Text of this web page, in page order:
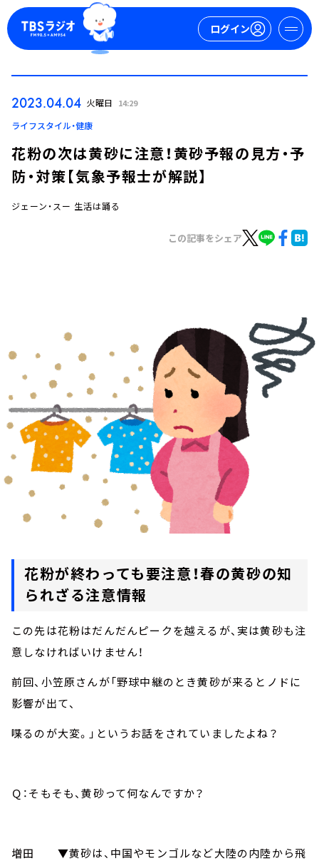
ログイン
ログイン
イベント・グッズ
YouTube
会社情報
2023.04.04 火曜日 14:29
ライフスタイル・健康
花粉の次は黄砂に注意！黄砂予報の見方・予
防・対策【気象予報士が解説】
ジェーン・スー 生活は踊る
この記事をシェア
花粉が終わっても要注意！春の黄砂の知
られざる注意情報
この先は花粉はだんだんピークを越えるが、実は黄砂も注
意しなければいけません！
前回、小笠原さんが「野球中継のとき黄砂が来るとノドに
影響が出て、
喋るのが大変。」というお話をされていましたよね？
Ｑ：そもそも、黄砂って何なんですか？
増田 ▼黄砂は、中国やモンゴルなど大陸の内陸から飛